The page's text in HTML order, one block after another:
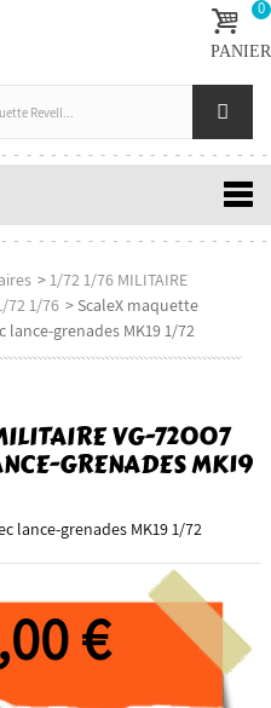
0
PANIER
>1/72 1/76 MILITAIRE
72 1/76 > ScaleX maquette
lance-grenades MK19 1/72
VG-72007
GRENADES MK19
lance-grenades MK19 1/72
€